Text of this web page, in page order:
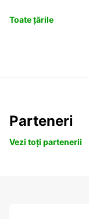
Toate țările
Parteneri
Vezi toți partenerii